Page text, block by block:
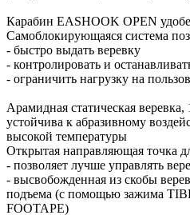
Карабин EASHOOK OPEN
Самоблокирующаяся система
- быстро выдать веревку
- контролировать и
- ограничить нагрузку на
Арамидная статическая
устойчива к абразивному
высокой температуры
Открытая направляющая точка
- позволяет лучше управлять
- высвобожденная из скобы
подъема (с помощью зажима
FOOTAPE)